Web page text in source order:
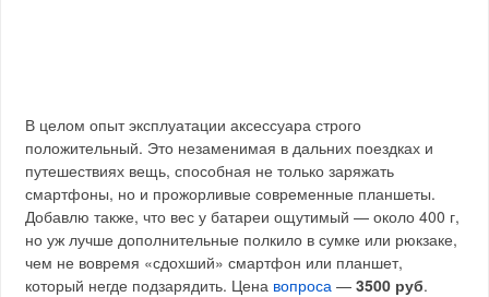
В целом опыт эксплуатации аксессуара строго
положительный. Это незаменимая в дальних поездках и
путешествиях вещь, способная не только заряжать
смартфоны, но и прожорливые современные планшеты.
Добавлю также, что вес у батареи ощутимый — около 400 г,
но уж лучше дополнительные полкило в сумке или рюкзаке,
чем не вовремя «сдохший» смартфон или планшет,
который негде подзарядить. Цена вопроса —3500 руб.